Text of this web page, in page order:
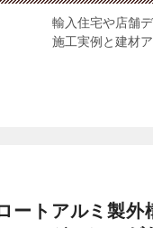
輸入住宅や店舗
施工実例と建材
ートアルミ製